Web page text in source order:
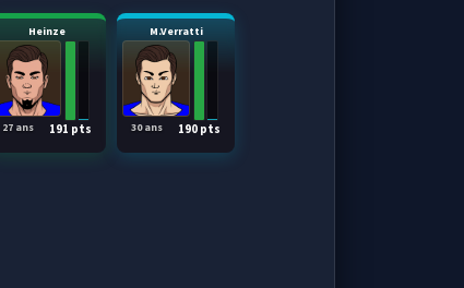
Heinze
191 pts
27 ans
M.Verratti
190 pts
30 ans